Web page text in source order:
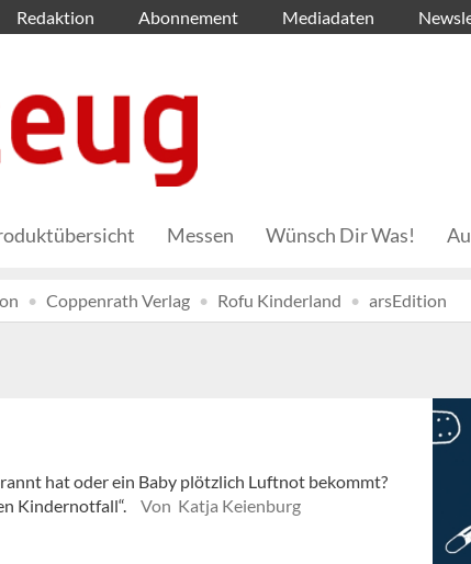
Redaktion Abonnement Mediadaten
Messen Wünsch Dir Was!
Coppenrath Verlag Rofu Kinderland arsEdition
hat oder ein Baby plötzlich Luftnot bekommt?
Kindernotfall“.
Von Katja Keienburg